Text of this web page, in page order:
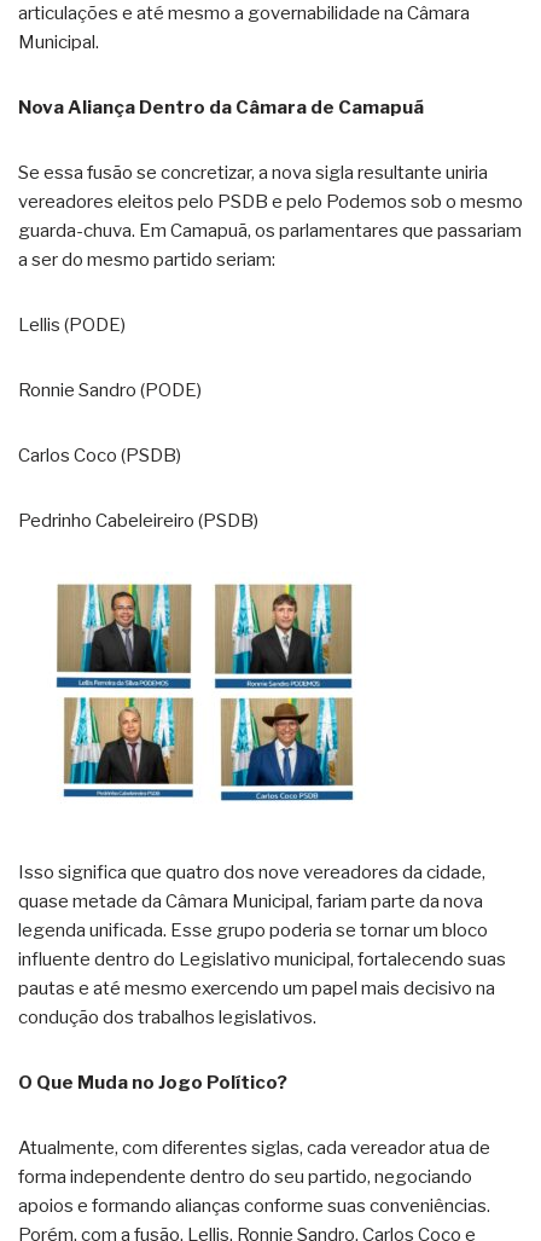
articulações e até mesmo a governabilidade na Câmara
Municipal.
Nova Aliança Dentro da Câmara de Camapuã
Se essa fusão se concretizar, a nova sigla resultante uniria
vereadores eleitos pelo PSDB e pelo Podemos sob o mesmo
guarda-chuva. Em Camapuã, os parlamentares que passariam
a ser do mesmo partido seriam:
Lellis (PODE)
Ronnie Sandro (PODE)
Carlos Coco (PSDB)
Pedrinho Cabeleireiro (PSDB)
Isso significa que quatro dos nove vereadores da cidade,
quase metade da Câmara Municipal, fariam parte da nova
legenda unificada. Esse grupo poderia se tornar um bloco
influente dentro do Legislativo municipal, fortalecendo suas
pautas e até mesmo exercendo um papel mais decisivo na
condução dos trabalhos legislativos.
O Que Muda no Jogo Político?
Atualmente, com diferentes siglas, cada vereador atua de
forma independente dentro do seu partido, negociando
apoios e formando alianças conforme suas conveniências.
Porém, com a fusão, Lellis, Ronnie Sandro, Carlos Coco e